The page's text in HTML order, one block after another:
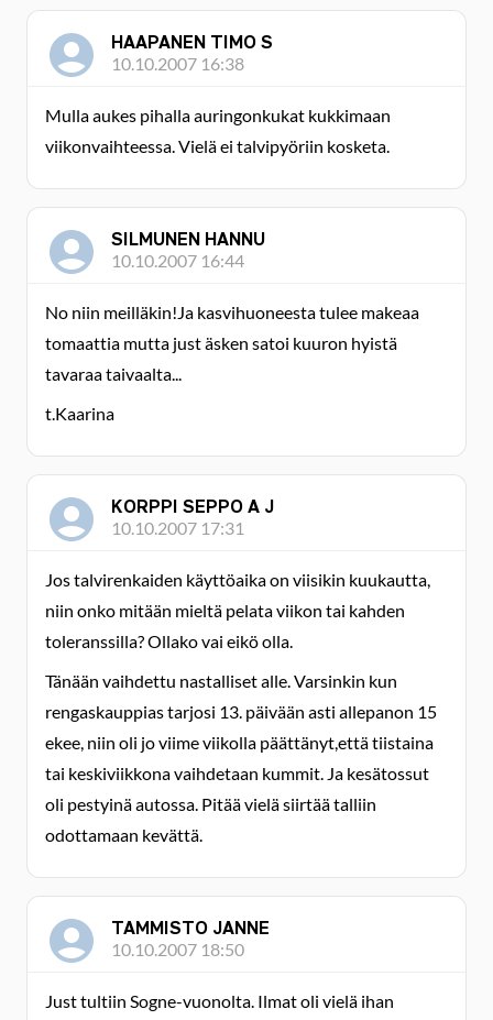
HAAPANEN TIMO S
10.10.2007 16:38
Mulla aukes pihalla auringonkukat kukkimaan
viikonvaihteessa. Vielä ei talvipyöriin kosketa.
SILMUNEN HANNU
10.10.2007 16:44
No niin meilläkin!Ja kasvihuoneesta tulee makeaa
tomaattia mutta just äsken satoi kuuron hyistä
tavaraa taivaalta...
t.Kaarina
KORPPI SEPPO A J
10.10.2007 17:31
Jos talvirenkaiden käyttöaika on viisikin kuukautta,
niin onko mitään mieltä pelata viikon tai kahden
toleranssilla? Ollako vai eikö olla.
Tänään vaihdettu nastalliset alle. Varsinkin kun
rengaskauppias tarjosi 13. päivään asti allepanon 15
ekee, niin oli jo viime viikolla päättänyt,että tiistaina
tai keskiviikkona vaihdetaan kummit. Ja kesätossut
oli pestyinä autossa. Pitää vielä siirtää talliin
odottamaan kevättä.
TAMMISTO JANNE
10.10.2007 18:50
Just tultiin Sogne-vuonolta. Ilmat oli vielä ihan